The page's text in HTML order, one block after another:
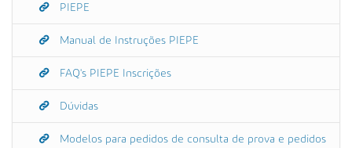
PIEPE
Manual de Instruções PIEPE
FAQ's PIEPE Inscrições
Dúvidas
Modelos para pedidos de consulta de prova e pedidos